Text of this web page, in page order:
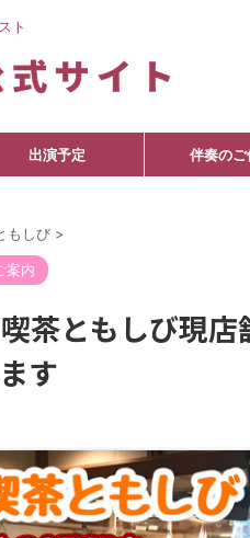
ト
出演予定 伴奏のご
もしび >
案内
喫茶ともしび現
す